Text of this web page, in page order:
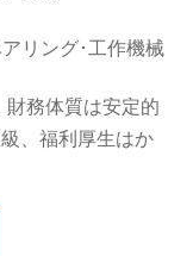
リング･工作機械
務体質は安定的
、福利厚生はか